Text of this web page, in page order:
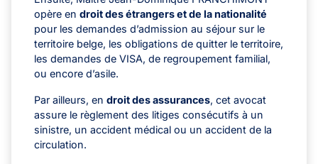
opère en droit des étrangers et de la nationalité
pour les demandes d’admission au séjour sur le
territoire belge, les obligations de quitter le territoire,
les demandes de VISA, de regroupement familial,
ou encore d’asile.
Par ailleurs, en droit des assurances, cet avocat
assure le règlement des litiges consécutifs à un
sinistre, un accident médical ou un accident de la
circulation.